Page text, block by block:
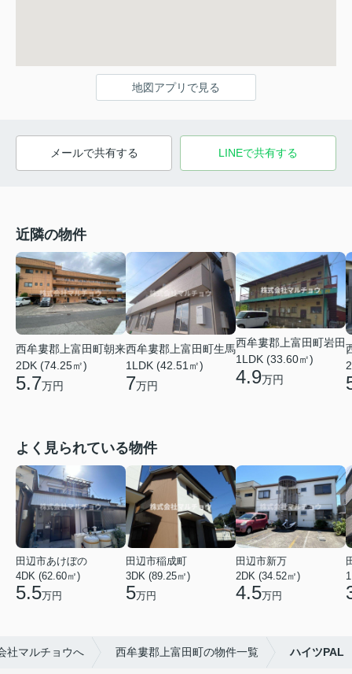
地図アプリで見る
メールで共有する LINEで共有する
近隣の物件
西牟婁郡上富田町朝来
2DK (74.25㎡)
5.7万円
西牟婁郡上富田町生馬
1LDK (42.51㎡)
7万円
西牟婁郡上富田町岩田
1LDK (33.60㎡)
4.9万円
よく見られている物件
田辺市あけぼの
4DK (62.60㎡)
5.5万円
田辺市稲成町
3DK (89.25㎡)
5万円
田辺市新万
2DK (34.52㎡)
4.5万円
社マルチョウへ 西牟婁郡上富田町の物件一覧 ハイツPAL